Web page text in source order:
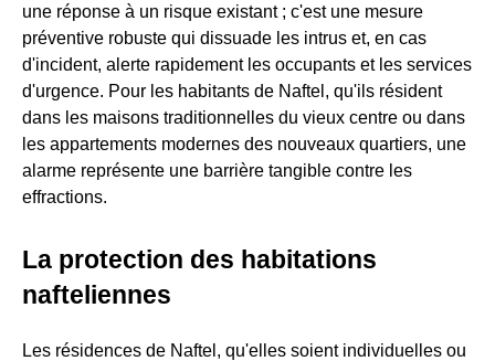
une réponse à un risque existant ; c'est une mesure
préventive robuste qui dissuade les intrus et, en cas
d'incident, alerte rapidement les occupants et les services
d'urgence. Pour les habitants de Naftel, qu'ils résident
dans les maisons traditionnelles du vieux centre ou dans
les appartements modernes des nouveaux quartiers, une
alarme représente une barrière tangible contre les
effractions.
La protection des habitations
nafteliennes
Les résidences de Naftel, qu'elles soient individuelles ou